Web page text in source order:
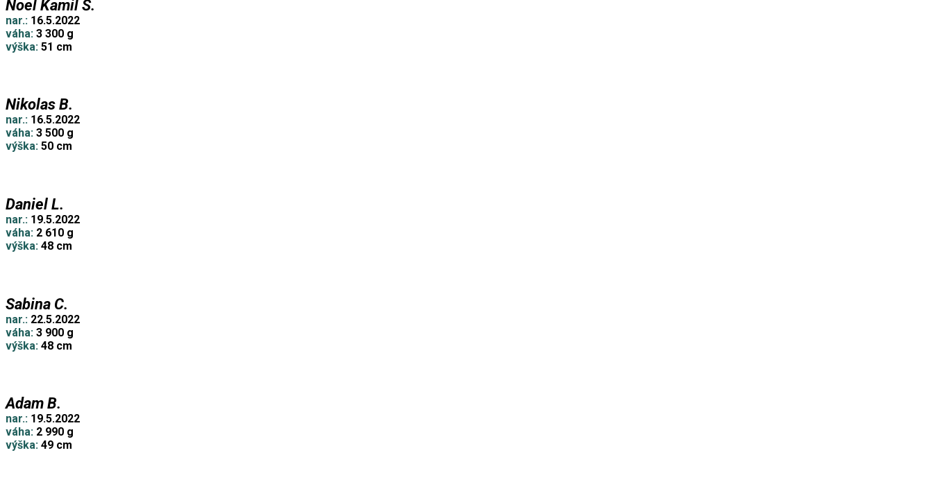
Noel Kamil Š.
nar.: 16.5.2022
váha: 3 300 g
výška: 51 cm
Nikolas B.
nar.: 16.5.2022
váha: 3 500 g
výška: 50 cm
Daniel L.
nar.: 19.5.2022
váha: 2 610 g
výška: 48 cm
Sabina C.
nar.: 22.5.2022
váha: 3 900 g
výška: 48 cm
Adam B.
nar.: 19.5.2022
váha: 2 990 g
výška: 49 cm